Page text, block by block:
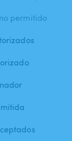
permitido